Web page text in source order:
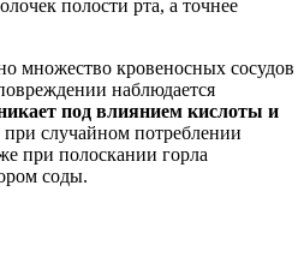
полости рта, а точнее
множество кровеносных сосудов
наблюдается
под влиянием кислоты и
при случайном потреблении
при полоскании горла
соды.